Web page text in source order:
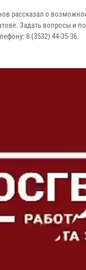
рассказал о
Задать вопросы и
8 (3532) 44-35-36.